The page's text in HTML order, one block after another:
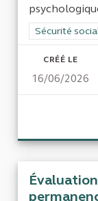
Filtrer les
Sécurité
CRÉÉ LE
16/06/2026